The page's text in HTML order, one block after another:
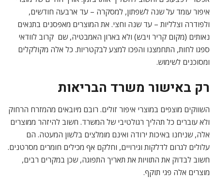
איפור עומד על שנה לשפתון, למסקרה – עד ארבעה חודשים,
ולפודרה וצלליות – עד שנה וחצי. את המוצרים מאפסנים בתנאים
נאותים (מקום קריר ויבש) ולא בארון האמבטיה, שם קרוב לוודאי
ספגו לחות, התחמצנו והפכו למצע לבקטריות. כל אלה מקולקלים
ומסוכנים לשימוש.
רק באישור משרד הבריאות
השווקים מוצפים במוצרי איפור זולים. רובם מיובאים מהמזרח הרחוק
ולא עוברים כל תהליך רגולטיבי של המשרד. חשוב להיזהר ממוצרים
אלה, שניחנו באיכות ירודה ואינם מומלצים בלשון המעטה. הם
עלולים לגרום לדלקות וגירויים, וחלקם אף מכילים חומרים מסרטנים.
חשוב לבדוק את התוויות את תאריך התפוגה, שכן במקרים רבים,
מוצרים אלה פגי תוקף.